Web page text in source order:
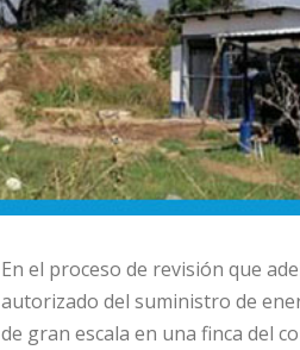
En el proceso de revisión que
autorizado del suministro de
de gran escala en una finca del